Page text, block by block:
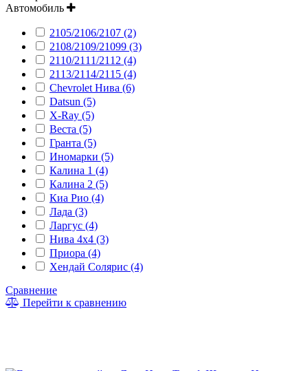
Автомобиль
2105/2106/2107 (2)
2108/2109/21099 (3)
2110/2111/2112 (4)
2113/2114/2115 (4)
Chevrolet Нива (6)
Datsun (5)
X-Ray (5)
Веста (5)
Гранта (5)
Иномарки (5)
Калина 1 (4)
Калина 2 (5)
Киа Рио (4)
Лада (3)
Ларгус (4)
Нива 4x4 (3)
Приора (4)
Хендай Солярис (4)
Сравнение
Перейти к сравнению